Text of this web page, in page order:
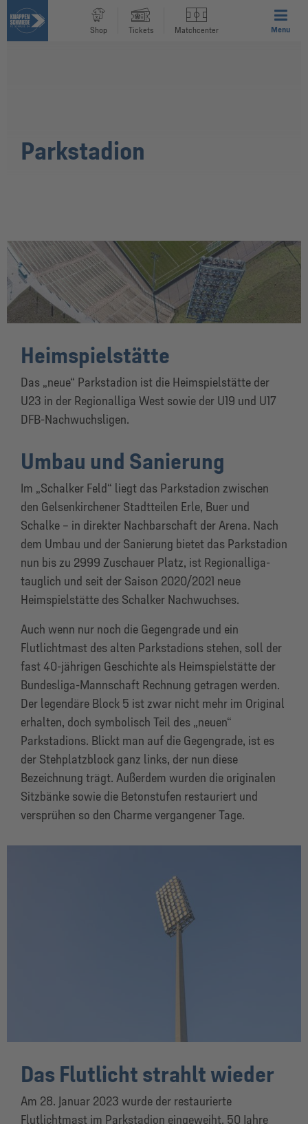
Shop Tickets Matchcenter Menu
Parkstadion
Heimspielstätte
Das „neue“ Parkstadion ist die Heimspielstätte der
U23 in der Regionalliga West sowie der U19 und U17
DFB-Nachwuchsligen.
Umbau und Sanierung
Im „Schalker Feld“ liegt das Parkstadion zwischen
den Gelsenkirchener Stadtteilen Erle, Buer und
Schalke – in direkter Nachbarschaft der Arena. Nach
dem Umbau und der Sanierung bietet das Parkstadion
nun bis zu 2999 Zuschauer Platz, ist Regionalliga-
tauglich und seit der Saison 2020/2021 neue
Heimspielstätte des Schalker Nachwuchses.
Auch wenn nur noch die Gegengrade und ein
Flutlichtmast des alten Parkstadions stehen, soll der
fast 40-jährigen Geschichte als Heimspielstätte der
Bundesliga-Mannschaft Rechnung getragen werden.
Der legendäre Block 5 ist zwar nicht mehr im Original
erhalten, doch symbolisch Teil des „neuen“
Parkstadions. Blickt man auf die Gegengrade, ist es
der Stehplatzblock ganz links, der nun diese
Bezeichnung trägt. Außerdem wurden die originalen
Sitzbänke sowie die Betonstufen restauriert und
versprühen so den Charme vergangener Tage.
Das Flutlicht strahlt wieder
Am 28. Januar 2023 wurde der restaurierte
Flutlichtmast im Parkstadion eingeweiht. 50 Jahre